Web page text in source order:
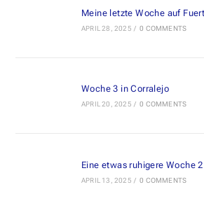
Meine letzte Woche auf
APRIL 28, 2025 / 0 COMMENTS
Woche 3 in Corralejo
APRIL 20, 2025 / 0 COMMENTS
Eine etwas ruhigere Woche
APRIL 13, 2025 / 0 COMMENTS